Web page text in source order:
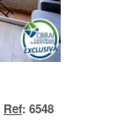
Ref: 6548